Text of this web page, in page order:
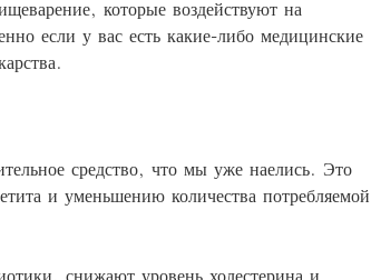
которые воздействуют на
если у вас есть какие-либо медицинские
средство, что мы уже наелись. Это
и уменьшению количества потребляемой
снижают уровень холестерина и